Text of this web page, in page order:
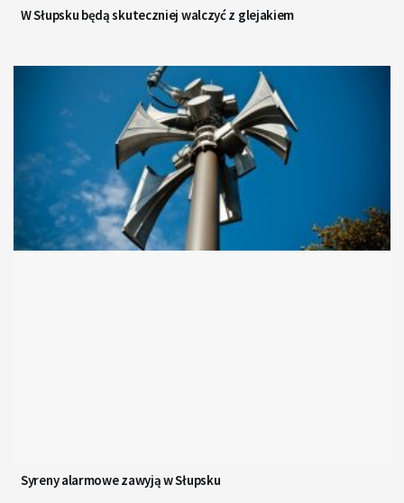
W Słupsku będą skuteczniej walczyć z glejakiem
Syreny alarmowe zawyją w Słupsku